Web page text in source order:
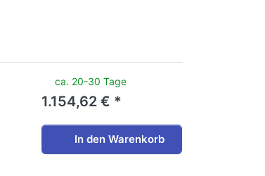
Bewertungen vor.ca. 20-30 Tage
1.154,62 € *
In den Warenkorb